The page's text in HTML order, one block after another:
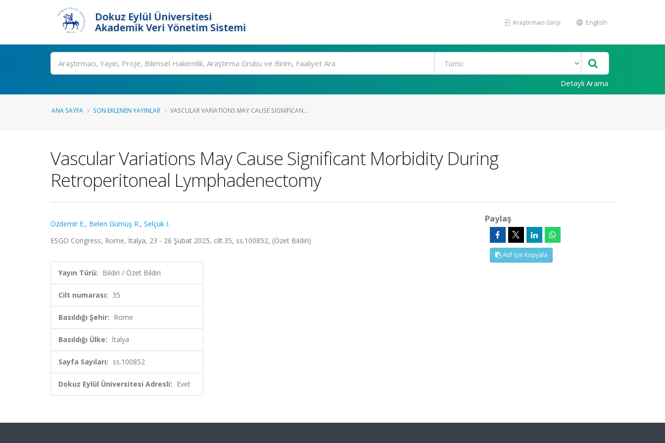
Dokuz Eylül Üniversitesi
Akademik Veri Yönetim Sistemi
Araştırmacı Girişi English
Ara
Detaylı Arama
ANA SAYFA SON EKLENEN YAYINLAR VASCULAR VARIATIONS MAY CAUSE SIGNIFICAN...
Vascular Variations May Cause Significant Morbidity During
Retroperitoneal Lymphadenectomy
Özdemir E., Belen Gümüş R., Selçuk I.
ESGO Congress, Rome, İtalya, 23 - 26 Şubat 2025, cilt.35, ss.100852, (Özet Bildiri)
Yayın Türü: Bildiri / Özet Bildiri
Cilt numarası: 35
Basıldığı Şehir: Rome
Basıldığı Ülke: İtalya
Sayfa Sayıları: ss.100852
Dokuz Eylül Üniversitesi Adresli: Evet
Paylaş
Atıf İçin Kopyala